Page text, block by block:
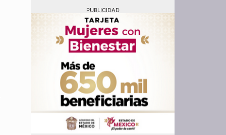
PUBLICIDAD